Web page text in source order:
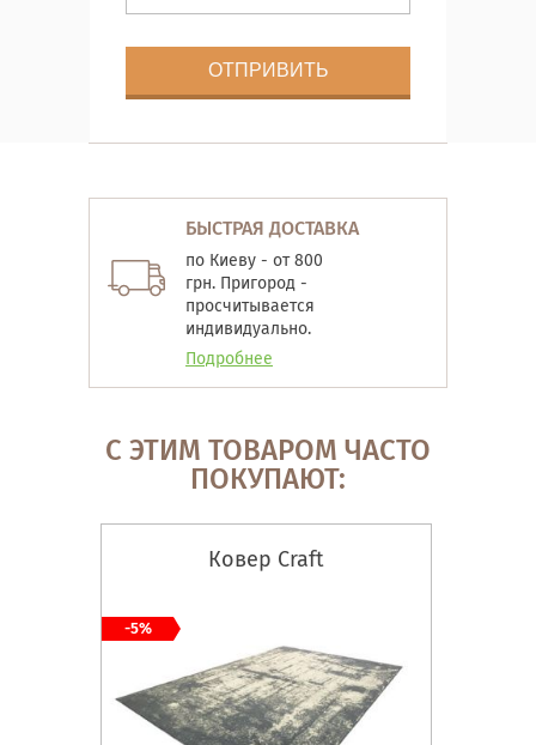
БЫСТРАЯ ДОСТАВКА
по Киеву - от 800
грн. Пригород -
просчитывается
индивидуально.
Подробнее
С ЭТИМ ТОВАРОМ ЧАСТО
ПОКУПАЮТ:
Ковер Craft
-5%